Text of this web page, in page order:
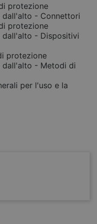
protezione
dall'alto - Connettori
protezione
dall'alto - Dispositivi
protezione
dall'alto - Metodi di
per l'uso e la